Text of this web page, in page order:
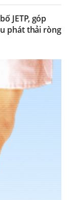
JETP, góp
phát thải ròng